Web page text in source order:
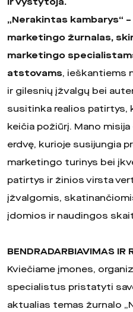
ir vystytoja.
„Nerakintas kambarys“
marketingo žurnalas,
marketingo
atstovams, ieškantiems
ir gilesnių įžvalgų bei
susitinka realios patirtys,
keičia požiūrį. Mano
erdvę, kurioje susijungia
marketingo turinys bei
patirtys ir žinios virsta
įžvalgomis,
įdomios ir naudingos
BENDRADARBIAVIMAS IR
Kviečiame įmones,
specialistus pristatyti
aktualias temas žurnalo